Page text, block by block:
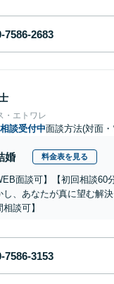
・エトワレ
談受付中面談方法(対面
婚 料金表を見る
面談可】【初回相談
し、あなたが真に望む解
談可】